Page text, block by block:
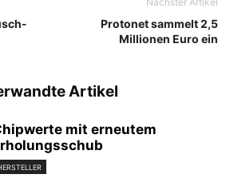
Protonet sammelt 2,5
Millionen Euro ein
Artikel
mit erneutem